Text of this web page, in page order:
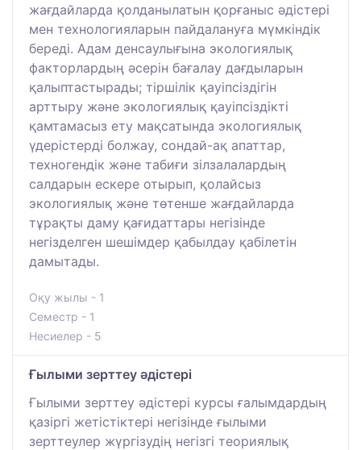
жағдайларда қолданылатын қорғаныс әдістері
мен технологияларын пайдалануға мүмкіндік
береді. Адам денсаулығына экологиялық
факторлардың әсерін бағалау дағдыларын
қалыптастырады; тіршілік қауіпсіздігін
арттыру және экологиялық қауіпсіздікті
қамтамасыз ету мақсатында экологиялық
үдерістерді болжау, сондай-ақ апаттар,
техногендік және табиғи зілзалалардың
салдарын ескере отырып, қолайсыз
экологиялық және төтенше жағдайларда
тұрақты даму қағидаттары негізінде
негізделген шешімдер қабылдау қабілетін
дамытады.
Оқу жылы - 1
Семестр - 1
Несиелер - 5
Ғылыми зерттеу әдістері
Ғылыми зерттеу әдістері курсы ғалымдардың
қазіргі жетістіктері негізінде ғылыми
зерттеулер жүргізудің негізгі теориялық